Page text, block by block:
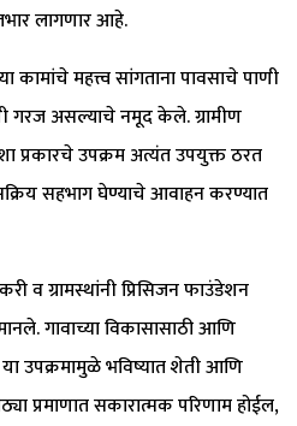
लागणार आहे.
कामांचे महत्त्व सांगताना पावसाचे पाणी
असल्याचे नमूद केले. ग्रामीण
प्रकारचे उपक्रम अत्यंत उपयुक्त ठरत
सहभाग घेण्याचे आवाहन करण्यात
व ग्रामस्थांनी प्रिसिजन फाउंडेशन
गावाच्या विकासासाठी आणि
उपक्रमामुळे भविष्यात शेती आणि
प्रमाणात सकारात्मक परिणाम होईल,